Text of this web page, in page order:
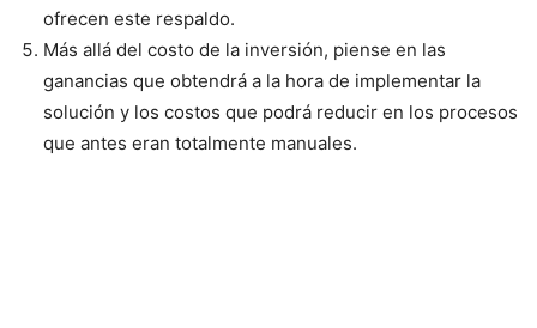
ofrecen este respaldo.
Más allá del costo de la inversión, piense en las
ganancias que obtendrá a la hora de implementar la
solución y los costos que podrá reducir en los procesos
que antes eran totalmente manuales.